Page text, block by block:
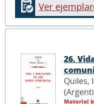
Ver
26.
Quiles,
Material